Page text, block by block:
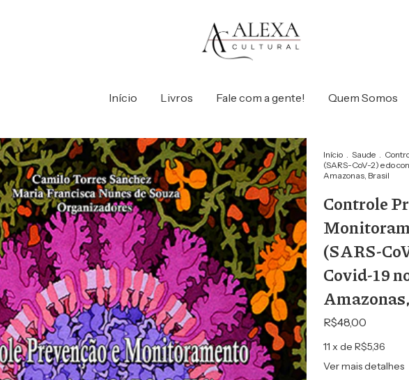
Início Livros Fale com a gente! Quem Somos
Início . Saude .
(SARS-CoV-2) e do
Amazonas, Brasil
Controle
(SARS-
Covid-19
R$48,00
11 x de R$5,36
Ver mais detalhes